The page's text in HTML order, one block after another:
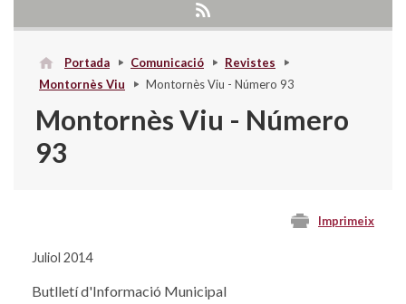
Portada Comunicació
Revistes
Montornès Viu
Montornès Viu - Número 93
Montornès Viu - Número
93
Imprimeix
Juliol 2014
Butlletí d'Informació Municipal